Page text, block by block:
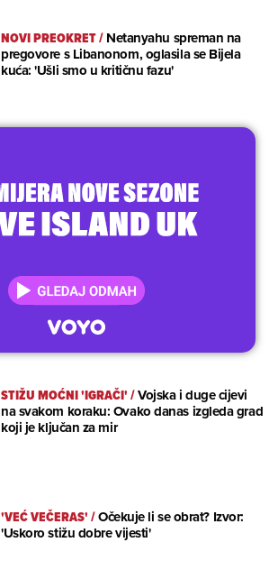
NOVI PREOKRET/Netanyahu spreman na
pregovore s Libanonom, oglasila se Bijela
kuća: 'Ušli smo u kritičnu fazu'
STIŽU MOĆNI 'IGRAČI'/Vojska i duge cijevi
na svakom koraku: Ovako danas izgleda grad
koji je ključan za mir
'VEĆ VEČERAS'/Očekuje li se obrat? Izvor:
'Uskoro stižu dobre vijesti'